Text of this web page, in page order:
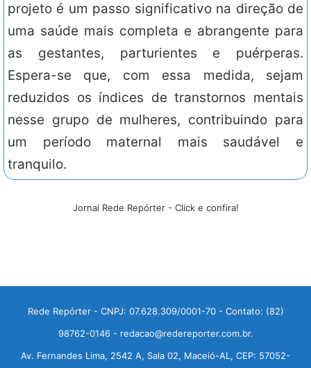
projeto é um passo significativo na direção de
uma saúde mais completa e abrangente para
as gestantes, parturientes e puérperas.
Espera-se que, com essa medida, sejam
reduzidos os índices de transtornos mentais
nesse grupo de mulheres, contribuindo para
um período maternal mais saudável e
tranquilo.
Jornal Rede Repórter - Click e confira!
Rede Repórter - CNPJ: 07.628.309/0001-70 - Contato: (82)
98762-0146 - redacao@redereporter.com.br.
Av. Fernandes Lima, 2542 A, Sala 02, Maceió-AL, CEP: 57052-